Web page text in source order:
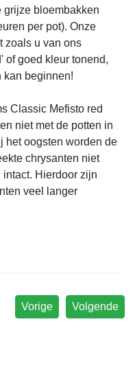
bloembakken
per pot). Onze
zoals u van ons
of goed kleur tonend,
kan beginnen!
Classic Mefisto red
niet met de potten in
het oogsten worden de
chrysanten niet
Hierdoor zijn
veel langer
Volgende
Vorige